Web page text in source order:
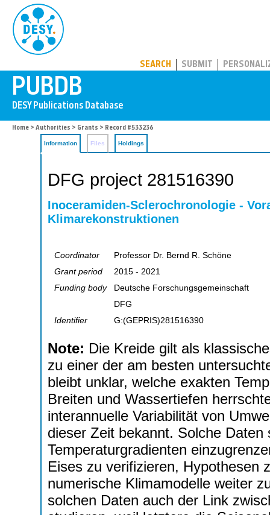
SEARCH SUBMIT
Home > Authorities > Grants > Record #533236
Information Files Holdings
DFG project 281516390
Inoceramiden-Sclerochronologie -
Klimarekonstruktionen
Coordinator
Professor Dr. Bernd R. Schöne
Grant period
2015 - 2021
Funding body
Deutsche Forschungsgemeinschaft
DFG
Identifier
G:(GEPRIS)281516390
Note: Die Kreide gilt als
zu einer der am besten
bleibt unklar, welche exakten
Breiten und Wassertiefen
interannuelle Variabilität von
dieser Zeit bekannt. Solche
Temperaturgradienten
Eises zu verifizieren, Hypothesen
numerische Klimamodelle weiter
solchen Daten auch der Link